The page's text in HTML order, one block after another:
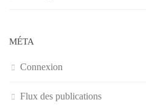
MÉTA
Connexion
Flux des publications